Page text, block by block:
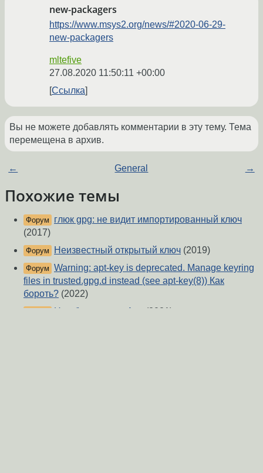
new-packagers
https://www.msys2.org/news/#2020-06-29-
new-packagers
mltefive
27.08.2020 11:50:11 +00:00
Ссылка
Вы не можете добавлять комментарии в эту тему. Тема
перемещена в архив.
← General →
Похожие темы
Форум
глюк gpg: не видит импортированный ключ
(2017)
Форум Неизвестный открытый ключ (2019)
Форум Warning: apt-key is deprecated. Manage keyring
files in trusted.gpg.d instead (see apt-key(8)) Как
бороть? (2022)
Не обновляется Арч (2021)